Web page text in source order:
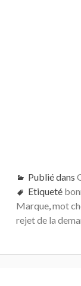
Publié dans
Etiqueté
Marque,mot
rejet de la